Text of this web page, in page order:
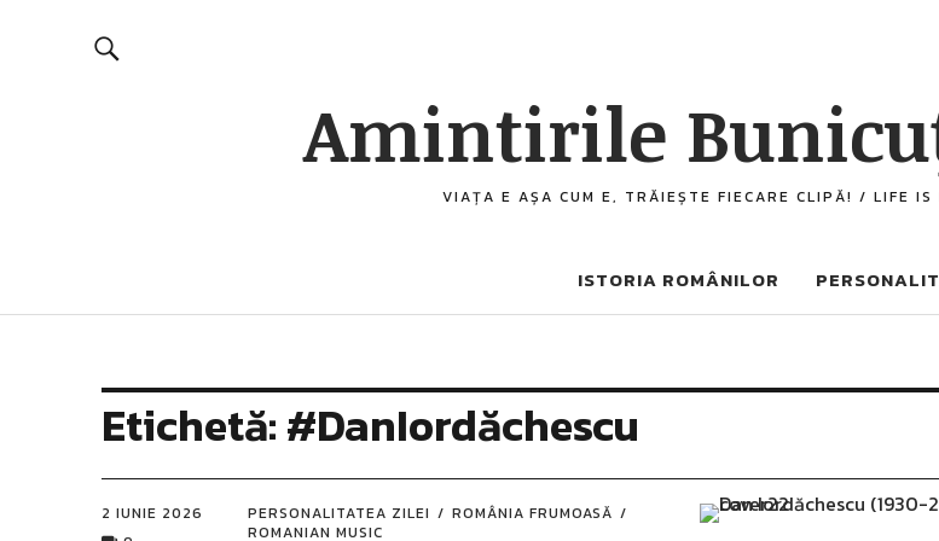
Amintirile
VIAȚA E AȘA CUM E, TRĂIEȘTE FIECARE CLIPĂ! / LIFE IS
ISTORIA ROMÂNILOR
Etichetă:#DanIordăchescu
2 IUNIE 2026
PERSONALITATEA ZILEI
ROMÂNIA FRUMOASĂ
ROMANIAN MUSIC